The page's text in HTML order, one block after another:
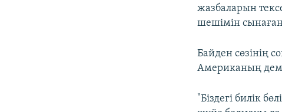
жазбаларын
шешімін
Байден сөзінің
Американың
"Біздегі билік